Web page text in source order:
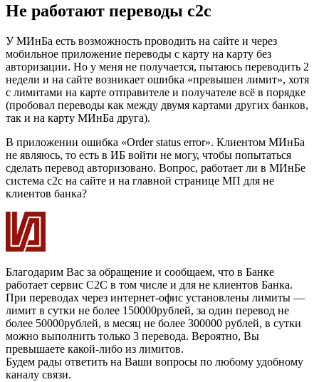
Не работают переводы с2с
У МИнБа есть возможность проводить на сайте и через
мобильное приложение переводы с карту на карту без
авторизации. Но у меня не получается, пытаюсь переводить 2
недели и на сайте возникает ошибка «превышен лимит», хотя
с лимитами на карте отправителе и получателе всё в порядке
(пробовал переводы как между двумя картами других банков,
так и на карту МИнБа друга).
В приложении ошибка «Order status error». Клиентом МИнБа
не являюсь, то есть в ИБ войти не могу, чтобы попытаться
сделать перевод авторизовано. Вопрос, работает ли в МИнБе
система с2с на сайте и на главной странице МП для не
клиентов банка?
Благодарим Вас за обращение и сообщаем, что в Банке
работает сервис С2С в том числе и для не клиентов Банка.
При переводах через интернет-офис установлены лимиты —
лимит в сутки не более 150000рублей, за один перевод не
более 50000рублей, в месяц не более 300000 рублей, в сутки
можно выполнить только 3 перевода. Вероятно, Вы
превышаете какой-либо из лимитов.
Будем рады ответить на Ваши вопросы по любому удобному
каналу связи.